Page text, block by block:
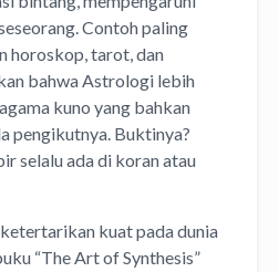
Contoh paling
horoskop, tarot, dan
bahwa Astrologi lebih
kuno yang bahkan
pengikutnya. Buktinya?
selalu ada di koran atau
kuat pada dunia
“The Art of Synthesis”